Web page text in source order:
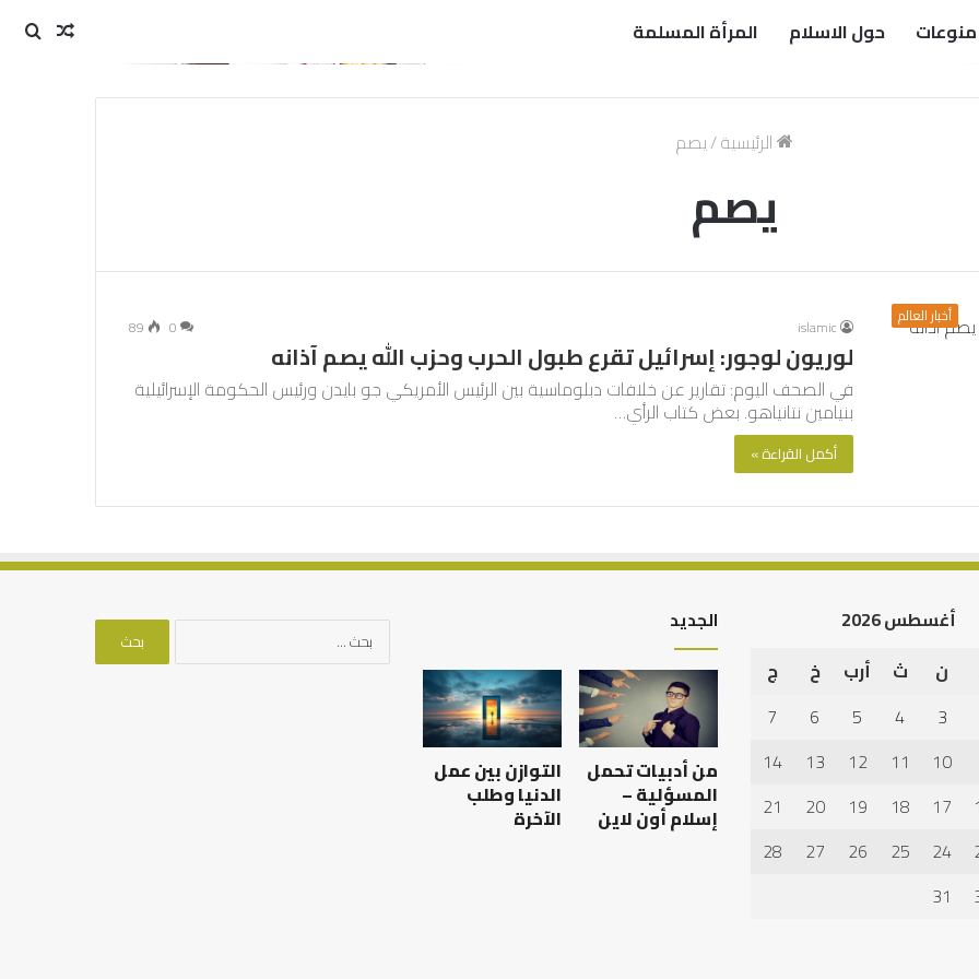
منوعات حول الاسلام المرأة المسلمة
مقال
الرئيسية/يصم
يصم
أخبار العالم islamic
0
89
لوريون لوجور: إسرائيل تقرع طبول الحرب وحزب الله يصم آذانه
في الصحف اليوم: تقارير عن خلافات دبلوماسية بين الرئيس الأمريكي جو بايدن ورئيس الحكومة الإسرائيلية
بنيامين نتانياهو. بعض كتاب الرأي…
أكمل القراءة »
العبادات شخصية
أهم
أسباب
عدم
استجابة
الدعاء
أهم أسباب عدم استجابة
العلاقة
العلمية
بين
الإمام
مالك
والليث
أغسطس 2026
ن ث أرب خ
ج
3
4
5
6
7
10
11
12
13
14
17
18
19
20
21
24
25
26
27
28
31
الجديد
من أدبيات تحمل
المسؤلية –
إسلام أون لاين
التوازن بين عمل
الدنيا وطلب
الآخرة
البحث